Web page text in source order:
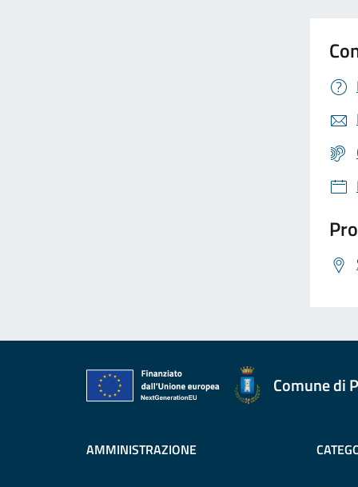
Comune di
AMMINISTRAZIONE